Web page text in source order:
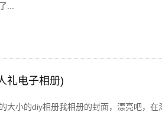
...
礼电子相册)
大小的diy相册我相册的封面，漂亮吧，在